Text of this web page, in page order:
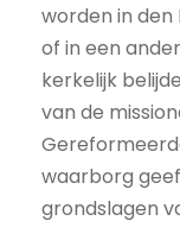
worden in den
of in een
kerkelijk
van de
waarborg
grondslagen